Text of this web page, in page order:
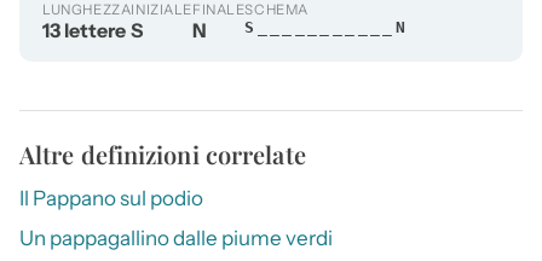
LUNGHEZZA
13 lettere
INIZIALE
S
FINALE
N
SCHEMA
S___________N
Altre definizioni correlate
Il Pappano sul podio
Un pappagallino dalle piume verdi